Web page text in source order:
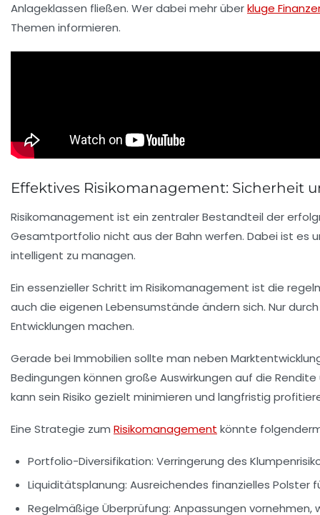
Anlageklassen fließen. Wer dabei mehr überkluge
Themen informieren.
Effektives Risikomanagement: Sicherheit
Risikomanagement ist ein zentraler Bestandteil der
Gesamtportfolio nicht aus der Bahn werfen. Dabei ist es
intelligent zu managen.
Ein essenzieller Schritt im Risikomanagement ist die
auch die eigenen Lebensumstände ändern sich. Nur
Entwicklungen machen.
Gerade bei Immobilien sollte man neben
Bedingungen können große Auswirkungen auf die
kann sein Risiko gezielt minimieren und langfristig
Eine Strategie zum Risikomanagement könnte
Portfolio-Diversifikation: Verringerung des
Liquiditätsplanung: Ausreichendes finanzielles Polster
Regelmäßige Überprüfung: Anpassungen vornehmen,